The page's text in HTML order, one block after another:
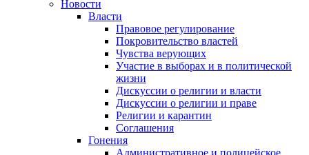
Новости
Власти
Правовое регулирование
Покровительство властей
Чувства верующих
Участие в выборах и в политической
жизни
Дискуссии о религии и власти
Дискуссии о религии и праве
Религии и карантин
Соглашения
Гонения
Административное и полицейское